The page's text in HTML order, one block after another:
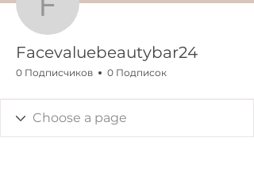
Facevaluebeautybar24
0 Подписчиков 0 Подписок